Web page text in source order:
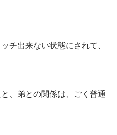
チ出来ない状態にされて、
、弟との関係は、ごく普通